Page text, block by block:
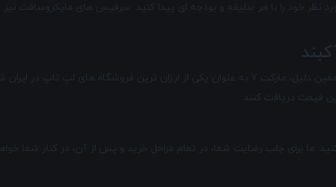
واردات مستقیم محصولات، ما را قادر می سازد تا آن ها را با قیمتی بسیار مناسب به شما عرضه کنیم. به همین دلیل، مارکت 7 به عنوان
قیمت دریافت کنند.
ما برای جلب رضایت شما، در تمام مراحل خرید و پس از آن، در کنار شما